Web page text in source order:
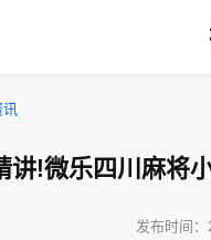
讲!微乐四川麻将
发布时间